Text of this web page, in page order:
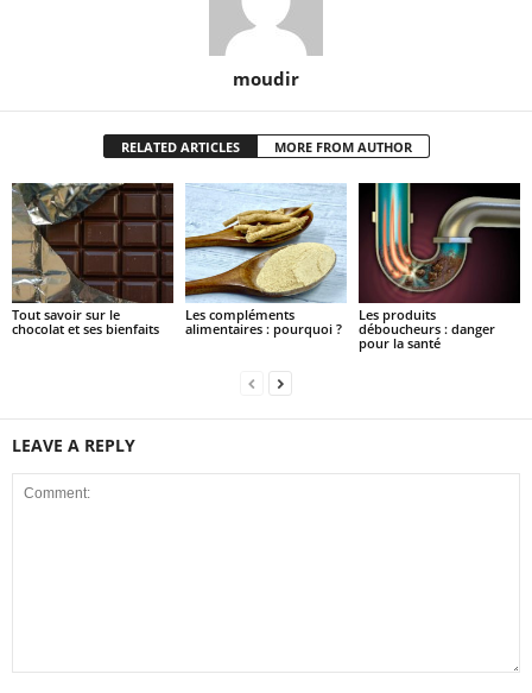
moudir
RELATED ARTICLES MORE FROM AUTHOR
Tout savoir sur le
chocolat et ses bienfaits
Les compléments
alimentaires : pourquoi ?
Les produits
déboucheurs : danger
pour la santé
LEAVE A REPLY